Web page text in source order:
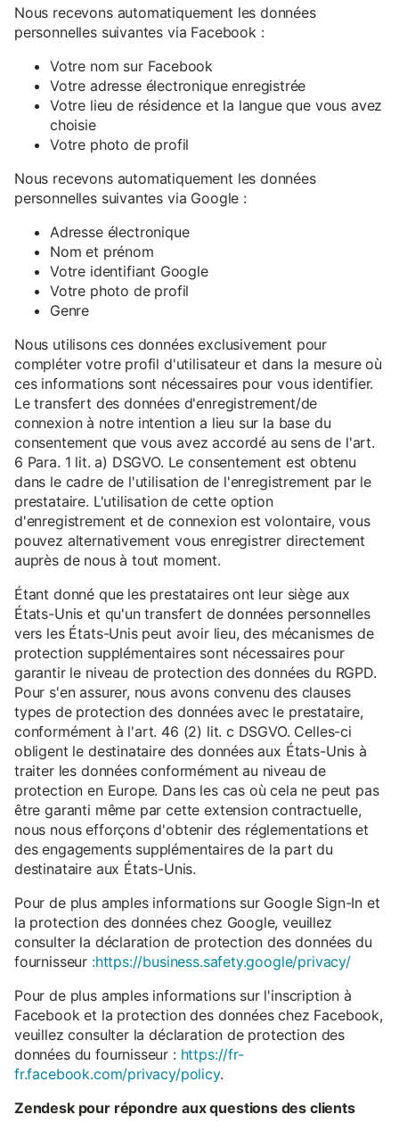
Nous recevons automatiquement les données
personnelles suivantes via Facebook :
Votre nom sur Facebook
Votre adresse électronique enregistrée
Votre lieu de résidence et la langue que vous avez
choisie
Votre photo de profil
Nous recevons automatiquement les données
personnelles suivantes via Google :
Adresse électronique
Nom et prénom
Votre identifiant Google
Votre photo de profil
Genre
Nous utilisons ces données exclusivement pour
compléter votre profil d'utilisateur et dans la mesure où
ces informations sont nécessaires pour vous identifier.
Le transfert des données d'enregistrement/de
connexion à notre intention a lieu sur la base du
consentement que vous avez accordé au sens de l'art.
6 Para. 1 lit. a) DSGVO. Le consentement est obtenu
dans le cadre de l'utilisation de l'enregistrement par le
prestataire. L'utilisation de cette option
d'enregistrement et de connexion est volontaire, vous
pouvez alternativement vous enregistrer directement
auprès de nous à tout moment.
Étant donné que les prestataires ont leur siège aux
États-Unis et qu'un transfert de données personnelles
vers les États-Unis peut avoir lieu, des mécanismes de
protection supplémentaires sont nécessaires pour
garantir le niveau de protection des données du RGPD.
Pour s'en assurer, nous avons convenu des clauses
types de protection des données avec le prestataire,
conformément à l'art. 46 (2) lit. c DSGVO. Celles-ci
obligent le destinataire des données aux États-Unis à
traiter les données conformément au niveau de
protection en Europe. Dans les cas où cela ne peut pas
être garanti même par cette extension contractuelle,
nous nous efforçons d'obtenir des réglementations et
des engagements supplémentaires de la part du
destinataire aux États-Unis.
Pour de plus amples informations sur Google Sign-In et
la protection des données chez Google, veuillez
consulter la déclaration de protection des données du
fournisseur :https://business.safety.google/privacy/
Pour de plus amples informations sur l'inscription à
Facebook et la protection des données chez Facebook,
veuillez consulter la déclaration de protection des
données du fournisseur : https://fr-
fr.facebook.com/privacy/policy.
Zendesk pour répondre aux questions des clients